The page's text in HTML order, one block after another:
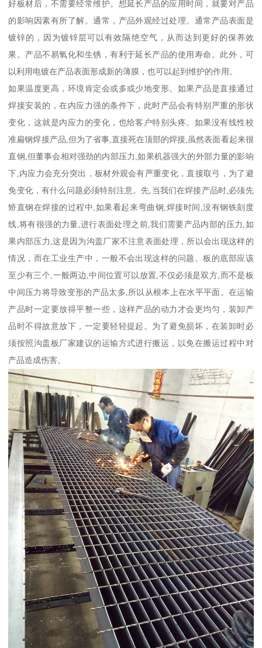
好板材后，不需要经常维护。想延长产品的应用时间，就要对产品
的影响因素有所了解。通常，产品外观经过处理。通常产品表面是
镀锌的，因为镀锌层可以有效隔绝空气，从而达到更好的保养效
果。产品不易氧化和生锈，有利于延长产品的使用寿命。此外，可
以利用电镀在产品表面形成新的薄膜，也可以起到维护的作用。
如果温度更高，环境肯定会或多或少地变形。如果产品是直接通过
焊接安装的，在内应力强的条件下，此时产品会有特别严重的形状
变化，这就是内应力的变化，也给客户特别头疼。如果没有线性校
准扁钢焊接产品,但为了省事,直接死在顶部的焊接,虽然表面看起来很
直钢,但董事会相对强劲的内部压力,如果机器强大的外部力量的影响
下,内应力会充分突出，板材外观会有严重变化，直接取弓，为了避
免变化，有什么问题必须特别注意。先,当我们在焊接产品时,必须先
矫直钢在焊接的过程中,如果看起来弯曲钢,焊接时间,没有钢铁刻度
线,将有很强的力量,进行表面处理之前,我们需要产品内部的压力,如
果内部压力,这是因为沟盖厂家不注意表面处理，所以会出现这样的
情况，而在工业生产中，一般不会出现这样的问题。板的底部应该
至少有三个,一般两边,中间位置可以放置,不仅必须是双方,而不是板
中间压力将导致变形的产品太多,所以从根本上在水平平面。在运输
产品时一定要放得平整一些，这样产品的动力才会更均匀，装卸产
品时不得故意放下，一定要轻轻提起。为了避免损坏，在装卸时必
须按照沟盖板厂家建议的运输方式进行搬运，以免在搬运过程中对
产品造成伤害。